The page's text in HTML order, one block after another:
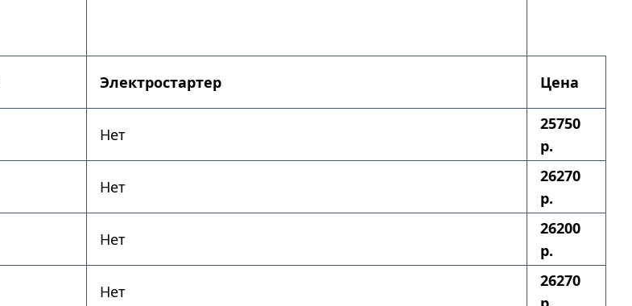
Электростартер Цена
Нет
25750
р.
Нет
26270
р.
Нет
26200
р.
Нет
26270